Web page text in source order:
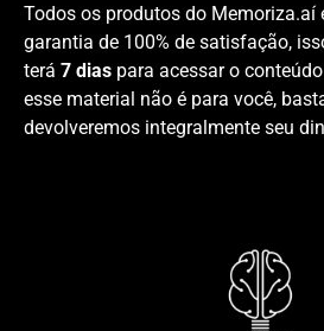
Todos os produtos do Memoriza.aí
garantia de 100% de satisfação,
terá 7 dias para acessar o
esse material não é para você,
devolveremos integralmente seu